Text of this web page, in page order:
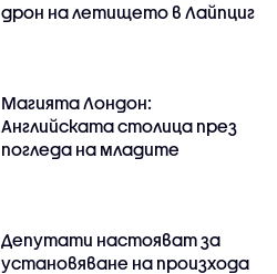
дрон на летището в Лайпциг
Магията Лондон:
Английската столица през
погледа на младите
Депутати настояват за
установяване на произхода